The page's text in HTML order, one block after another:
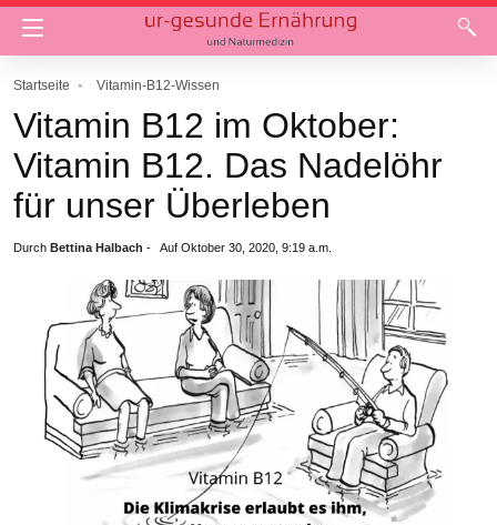
Startseite Vitamin-B12-Wissen
Vitamin B12 im Oktober:
Vitamin B12. Das Nadelöhr
für unser Überleben
Durch Bettina Halbach - Auf Oktober 30, 2020, 9:19 a.m.